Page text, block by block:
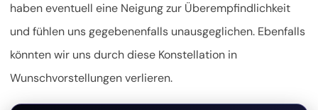
haben eventuell eine Neigung zur Überempfindlichkeit
und fühlen uns gegebenenfalls unausgeglichen. Ebenfalls
könnten wir uns durch diese Konstellation in
Wunschvorstellungen verlieren.